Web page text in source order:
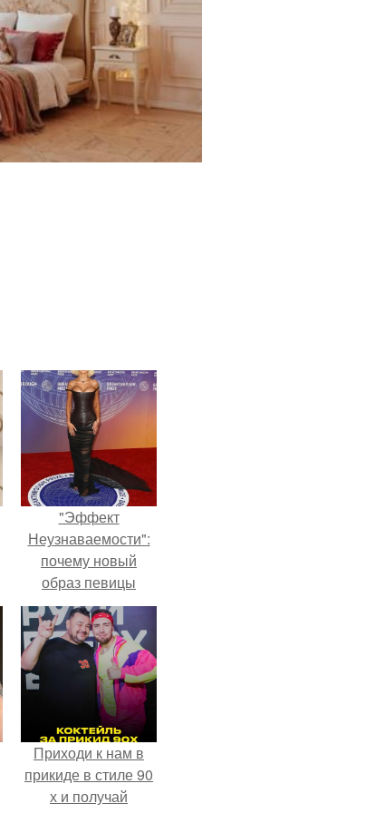
"Эффект
Неузнаваемости":
почему новый
образ певицы
вызвал споры о
гранях
возможного?
Приходи к нам в
прикиде в стиле 90
х и получай